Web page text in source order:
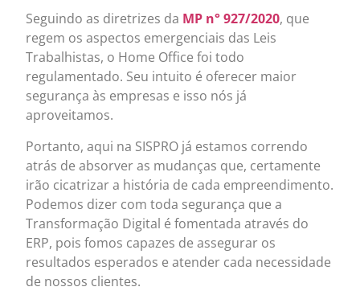
Seguindo as diretrizes da MP n° 927/2020, que
regem os aspectos emergenciais das Leis
Trabalhistas, o Home Office foi todo
regulamentado. Seu intuito é oferecer maior
segurança às empresas e isso nós já
aproveitamos.
Portanto, aqui na SISPRO já estamos correndo
atrás de absorver as mudanças que, certamente
irão cicatrizar a história de cada empreendimento.
Podemos dizer com toda segurança que a
Transformação Digital é fomentada através do
ERP, pois fomos capazes de assegurar os
resultados esperados e atender cada necessidade
de nossos clientes.